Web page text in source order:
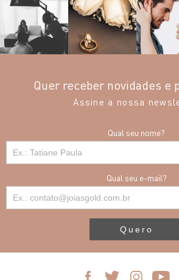
Quer receber novidades e
Assine a nossa
Qual seu nome?
Qual seu e-mail?
Quero